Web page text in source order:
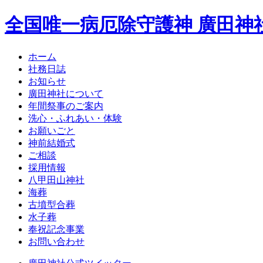
全国唯一病厄除守護神 廣田神
ホーム
社務日誌
お知らせ
廣田神社について
年間祭事のご案内
洗心・ふれあい・体験
お願いごと
神前結婚式
ご相談
採用情報
八甲田山神社
海葬
古墳型合葬
水子葬
奉祝記念事業
お問い合わせ